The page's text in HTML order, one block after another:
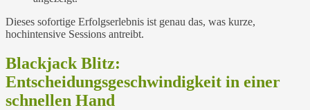
Dieses sofortige Erfolgserlebnis ist genau das, was kurze,
hochintensive Sessions antreibt.
Blackjack Blitz:
Entscheidungsgeschwindigkeit in einer
schnellen Hand